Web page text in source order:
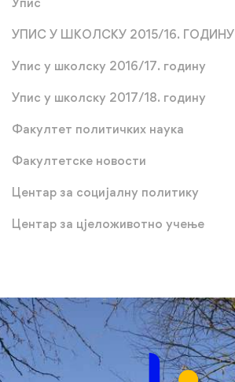
УПИС У ШКОЛСКУ 2015/16. ГОДИНУ
Упис у школску 2016/17. годину
Упис у школску 2017/18. годину
Факултет политичких наука
Факултетске новости
Центар за социјалну политику
Центар за цјеложивотно учење